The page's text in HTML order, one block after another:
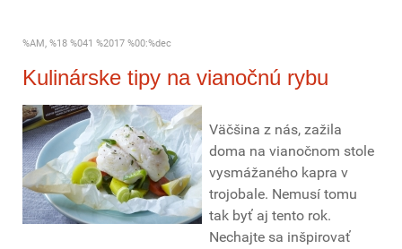
%AM, %18 %041 %2017 %00:%dec
Kulinárske tipy na vianočnú rybu
Väčšina z nás, zažila
doma na vianočnom stole
vysmážaného kapra v
trojobale. Nemusí tomu
tak byť aj tento rok.
Nechajte sa inšpirovať